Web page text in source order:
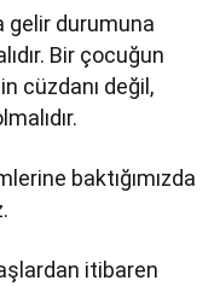
gelir durumuna
Bir çocuğun
cüzdanı değil,
baktığımızda
itibaren